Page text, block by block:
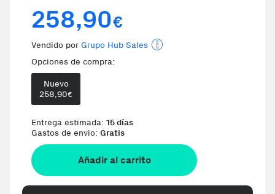
258,90€
Vendido por Grupo Hub Sales
Opciones de compra:
Nuevo
258,90€
Entrega estimada: 15 días
Gastos de envio: Gratis
Añadir al carrito